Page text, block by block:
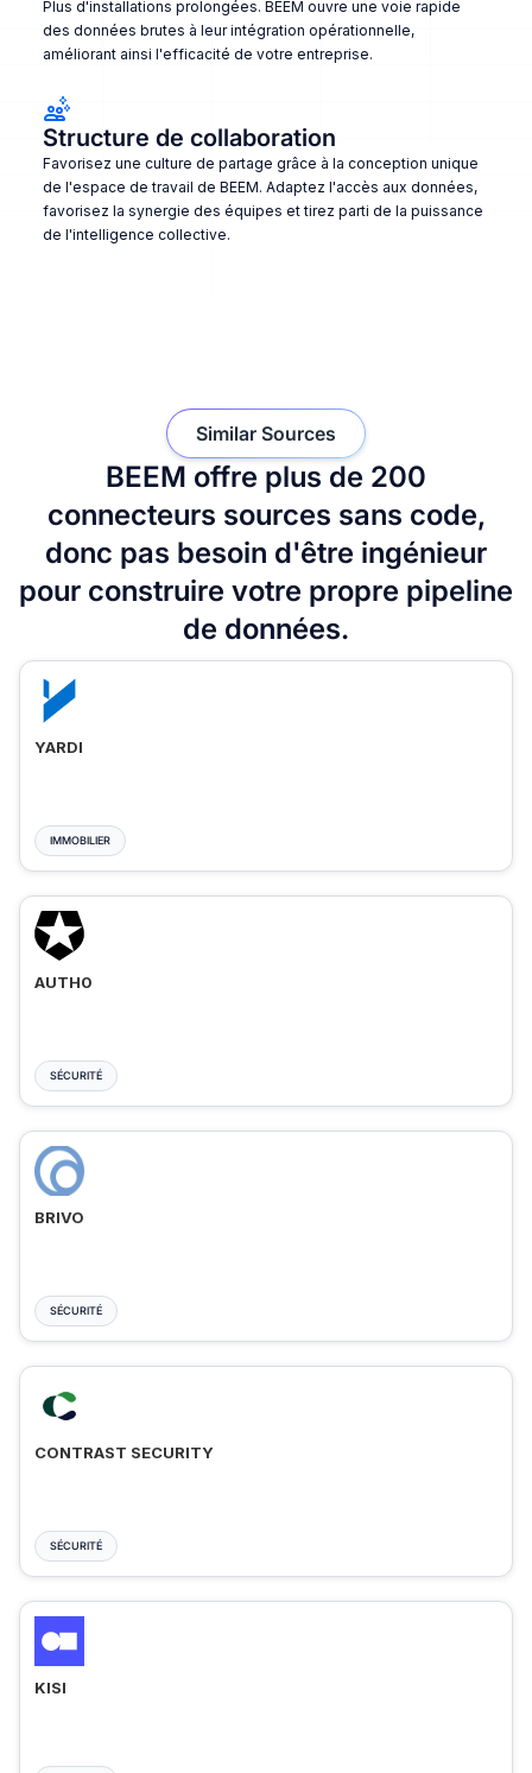
Plus d'installations prolongées. BEEM ouvre une voie rapide
des données brutes à leur intégration opérationnelle,
améliorant ainsi l'efficacité de votre entreprise.
Structure de collaboration
Favorisez une culture de partage grâce à la conception unique
de l'espace de travail de BEEM. Adaptez l'accès aux données,
favorisez la synergie des équipes et tirez parti de la puissance
de l'intelligence collective.
BEEM offre plus de 200
connecteurs sources sans code,
donc pas besoin d'être ingénieur
pour construire votre propre pipeline
de données.
Similar Sources
YARDI
IMMOBILIER
AUTH0
SÉCURITÉ
BRIVO
SÉCURITÉ
CONTRAST SECURITY
SÉCURITÉ
KISI